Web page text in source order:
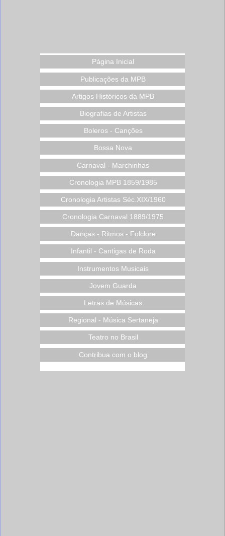
Página Inicial
Publicações da MPB
Artigos Históricos da MPB
Biografias de Artistas
Boleros - Canções
Bossa Nova
Carnaval - Marchinhas
Cronologia MPB 1859/1985
Cronologia Artistas Séc.XIX/1960
Cronologia Carnaval 1889/1975
Danças - Ritmos - Folclore
Infantil - Cantigas de Roda
Instrumentos Musicais
Jovem Guarda
Letras de Músicas
Regional - Música Sertaneja
Teatro no Brasil
Contribua com o blog